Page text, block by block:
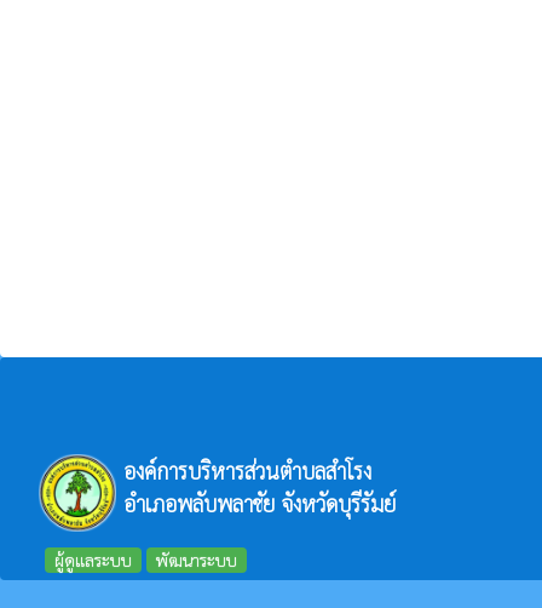
องค์การบริหารส่วนตำบลสำโรง
อำเภอพลับพลาชัย จังหวัดบุรีรัมย์
ผู้ดูแลระบบ พัฒนาระบบ